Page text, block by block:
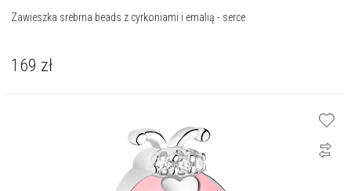
Zawieszka srebrna beads z cyrkoniami i emalią - serce
169 zł